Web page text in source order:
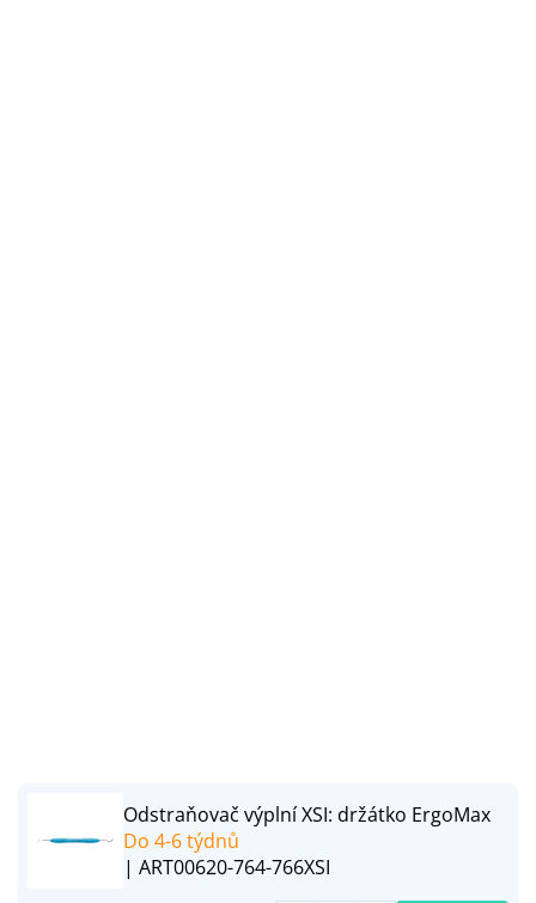
Odstraňovač výplní XSI: držátko ErgoMax
Do 4-6 týdnů
| ART00620-764-766XSI